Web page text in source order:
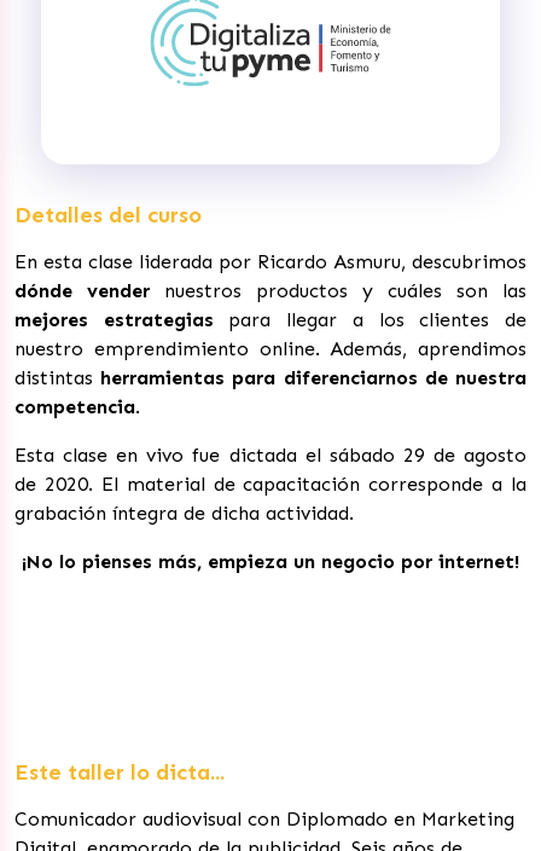
Detalles del curso
En esta clase liderada por Ricardo Asmuru, descubrimos
dónde vender nuestros productos y cuáles son las
mejores estrategias para llegar a los clientes de
nuestro emprendimiento online. Además, aprendimos
distintas herramientas para diferenciarnos de nuestra
competencia.
Esta clase en vivo fue dictada el sábado 29 de agosto
de 2020. El material de capacitación corresponde a la
grabación íntegra de dicha actividad.
¡No lo pienses más, empieza un negocio por internet!
Este taller lo dicta...
Comunicador audiovisual con Diplomado en Marketing